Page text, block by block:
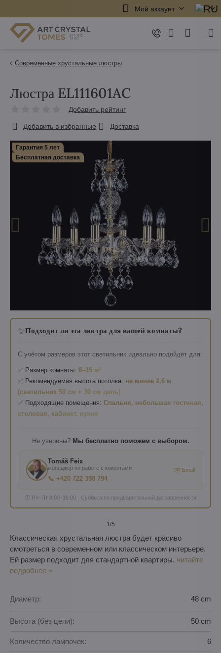
Мой аккаунт
Современные хрустальные люстры
Гарантия 5 лет
Бесплатная доставка
✨Подходит ли эта люстра для вашей комнаты?
С учётом размеров этот светильник идеально подойдёт для:
✅ Размер комнаты: 8–15 м²
✅ Рекомендуемая высота потолка: не менее 2,6 м
(светильник 50 см + 30 см цепь)
✅ Подходящие помещения: Спальня, небольшая гостиная,
столовая, кабинет, кухня
Не уверены? Мы бесплатно поможем с выбором.
Tomáš Feix
менеджер по работе с клиентами
📞 +420 722 398 794
✉️ Email
🕐 Пн–Пт 8:00–16:00 · Суббота по предварительной договоренности
1 /5
Люстра EL111601AC
Добавить рейтинг
Добавить в избранные Доставка
Классическая хрустальная люстра будет красиво
смотреться в современном или классическом интерьере.
Ей размер подходит для стандартной квартиры. читайте
подробнее
Диаметр: 48 cm
Высота (без цепи): 50 cm
Количество лампочек: 6